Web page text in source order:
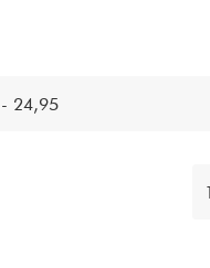
alleen ongekend
24,95
1